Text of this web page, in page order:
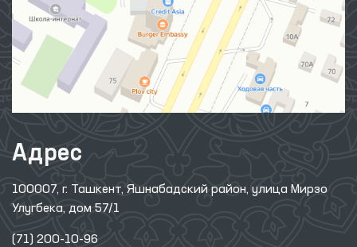
Адрес
100007, г. Ташкент, Яшнабадский район, улица Мирзо
Улугбека, дом 57/1
(71) 200-10-96